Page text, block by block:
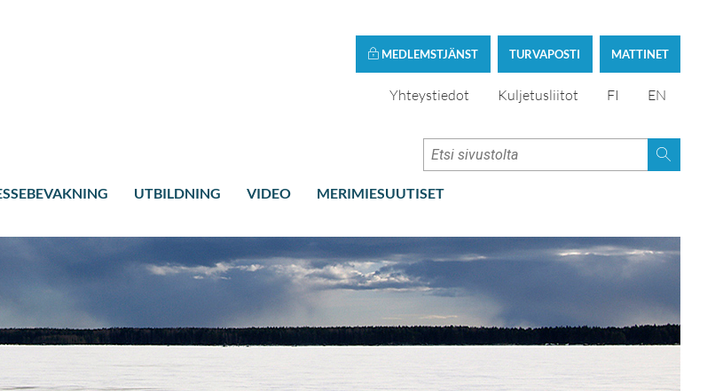
MATTINET
TURVAPOSTI
MEDLEMSTJÄNST
Yhteystiedot Kuljetusliitot FI EN
UTBILDNING VIDEO MERIMIESUUTISET